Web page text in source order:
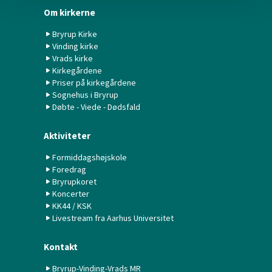
Om kirkerne
Bryrup Kirke
Vinding kirke
Vrads kirke
Kirkegårdene
Priser på kirkegårdene
Sognehus i Bryrup
Døbte - Viede - Dødsfald
Aktiviteter
Formiddagshøjskole
Foredrag
Bryrupkoret
Koncerter
KK44 / KSK
Livestream fra Aarhus Universitet
Kontakt
Bryrup-Vinding-Vrads MR